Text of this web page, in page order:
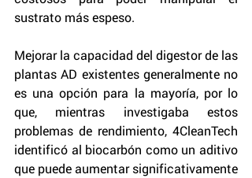
sustrato más espeso.
Mejorar la capacidad del digestor de las
plantas AD existentes generalmente no
es una opción para la mayoría, por lo
que, mientras investigaba estos
problemas de rendimiento, 4CleanTech
identificó al biocarbón como un aditivo
que puede aumentar significativamente